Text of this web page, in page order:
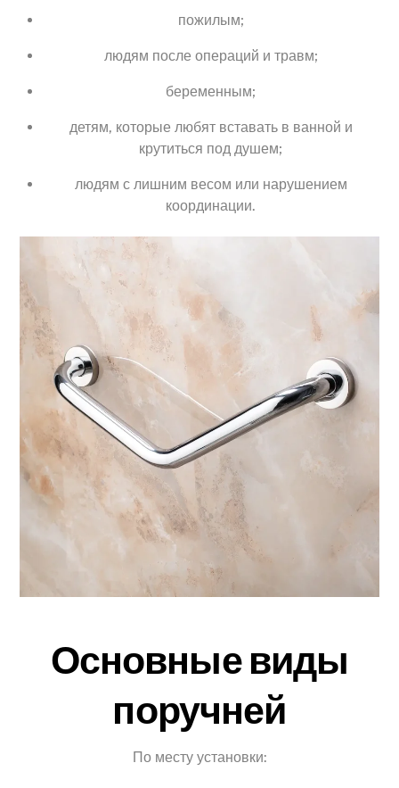
пожилым;
людям после операций и травм;
беременным;
детям, которые любят вставать в ванной и
крутиться под душем;
людям с лишним весом или нарушением
координации.
Основные виды
поручней
По месту установки: